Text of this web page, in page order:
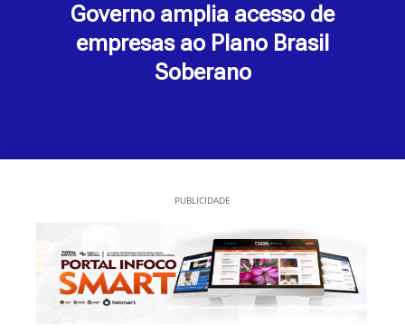
Governo amplia acesso de
empresas ao Plano Brasil
Soberano
PUBLICIDADE